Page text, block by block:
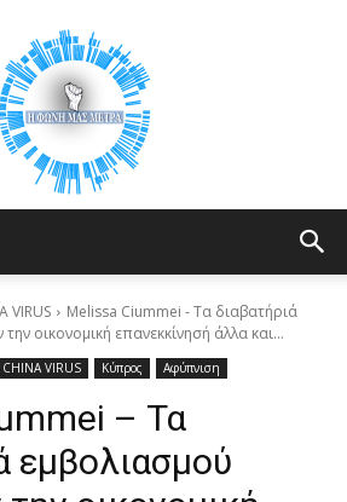
Voice
Counts
VIRUS
Melissa Ciummei - Τα διαβατήριά
οικονομική επανεκκίνησή άλλα και...
CHINA VIRUS Κύπρος Αφύπνιση
– Τα
εμβολιασμού